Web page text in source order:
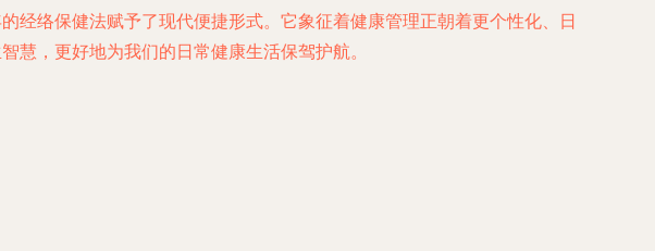
经络保健法赋予了现代便捷形式。它象征着健康管理正朝着更个性化、日
慧，更好地为我们的日常健康生活保驾护航。